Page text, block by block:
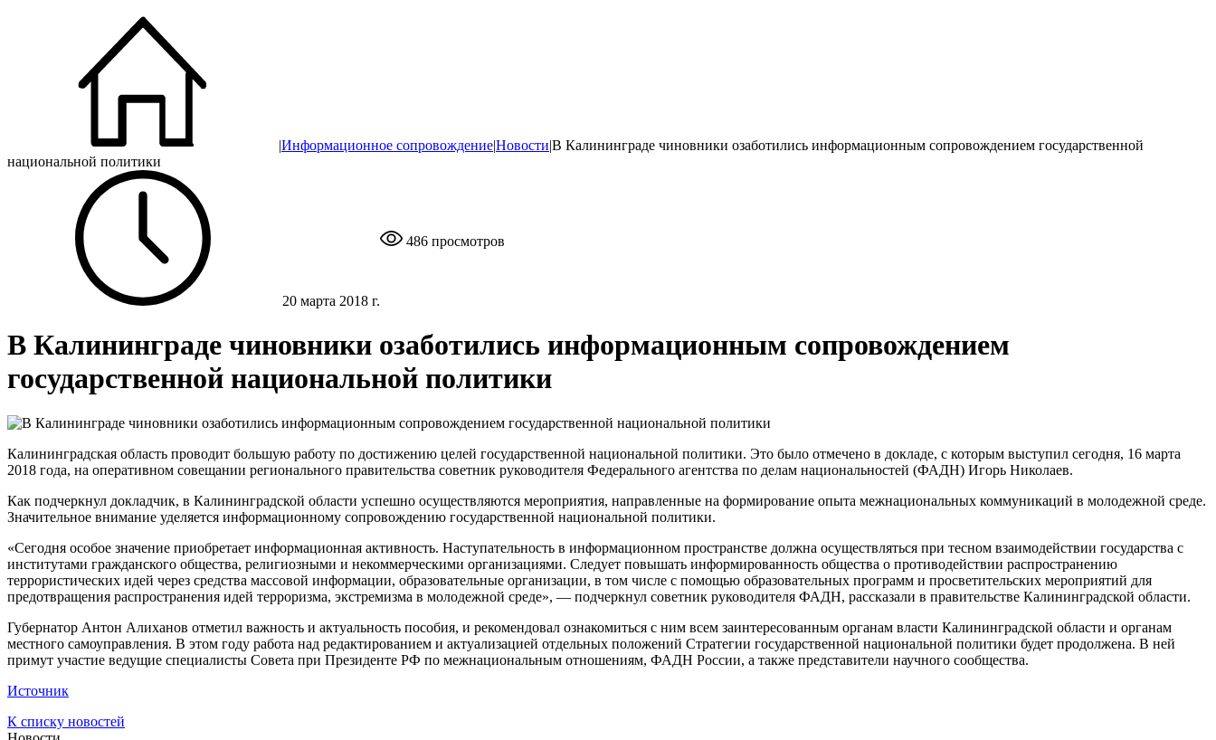
|Информационное сопровождение|Новости|В Калининграде чиновники озаботились информационным сопровождением государственной
национальной политики
20 марта 2018 г.
486 просмотров
В Калининграде чиновники озаботились информационным сопровождением
государственной национальной политики
Калининградская область проводит большую работу по достижению целей государственной национальной политики. Это было отмечено в докладе, с которым выступил сегодня, 16 марта
2018 года, на оперативном совещании регионального правительства советник руководителя Федерального агентства по делам национальностей (ФАДН) Игорь Николаев.
Как подчеркнул докладчик, в Калининградской области успешно осуществляются мероприятия, направленные на формирование опыта межнациональных коммуникаций в молодежной среде.
Значительное внимание уделяется информационному сопровождению государственной национальной политики.
«Сегодня особое значение приобретает информационная активность. Наступательность в информационном пространстве должна осуществляться при тесном взаимодействии государства с
институтами гражданского общества, религиозными и некоммерческими организациями. Следует повышать информированность общества о противодействии распространению
террористических идей через средства массовой информации, образовательные организации, в том числе с помощью образовательных программ и просветительских мероприятий для
предотвращения распространения идей терроризма, экстремизма в молодежной среде», — подчеркнул советник руководителя ФАДН, рассказали в правительстве Калининградской области.
Губернатор Антон Алиханов отметил важность и актуальность пособия, и рекомендовал ознакомиться с ним всем заинтересованным органам власти Калининградской области и органам
местного самоуправления. В этом году работа над редактированием и актуализацией отдельных положений Стратегии государственной национальной политики будет продолжена. В ней
примут участие ведущие специалисты Совета при Президенте РФ по межнациональным отношениям, ФАДН России, а также представители научного сообщества.
Источник
К списку новостей